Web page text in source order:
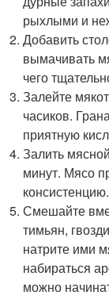
рыхлыми и
Добавить
вымачивать
чего
Залейте
часиков.
приятную
Залить
минут. Мясо
консистенцию.
Смешайте
тимьян,
натрите ими
набираться
можно